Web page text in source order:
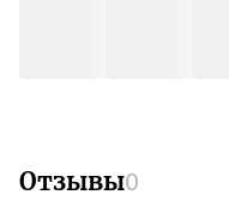
Отзывы0